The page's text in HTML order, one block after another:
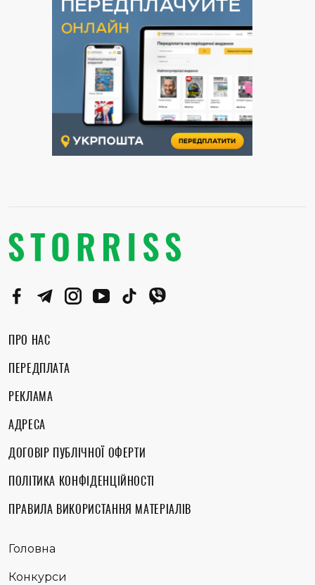
ПРО НАС
ПЕРЕДПЛАТА
РЕКЛАМА
АДРЕСА
ДОГОВІР ПУБЛІЧНОЇ ОФЕРТИ
ПОЛІТИКА КОНФІДЕНЦІЙНОСТІ
ПРАВИЛА ВИКОРИСТАННЯ МАТЕРІАЛІВ
Головна
Конкурси